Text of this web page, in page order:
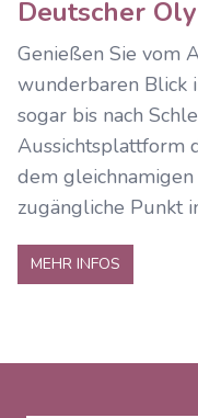
Deutscher
Genießen Sie vom
wunderbaren Blick
sogar bis nach
Aussichtsplattform
dem
zugängliche Punkt
MEHR INFOS